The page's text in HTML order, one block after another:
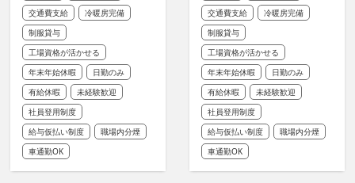
交通費支給
冷暖房完備
制服貸与
工場資格が活かせる
年末年始休暇
日勤のみ
有給休暇
未経験歓迎
社員登用制度
給与仮払い制度
職場内分煙
車通勤OK
交通費支給
冷暖房完備
制服貸与
工場資格が活かせる
年末年始休暇
日勤のみ
有給休暇
未経験歓迎
社員登用制度
給与仮払い制度
職場内分煙
車通勤OK